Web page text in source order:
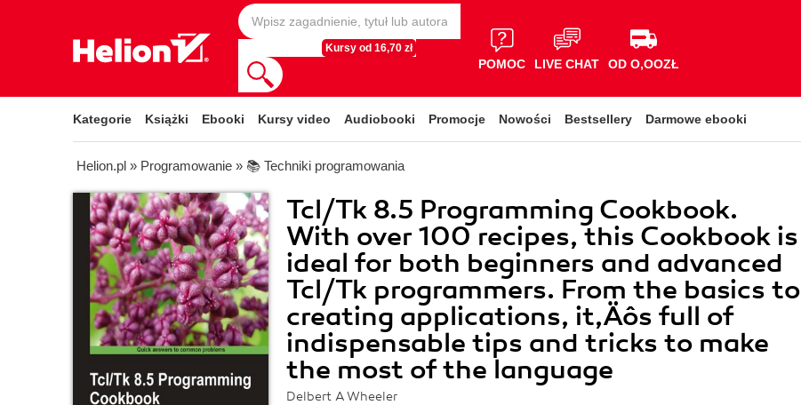
Kursy od 16,70 zł
POMOC LIVE CHAT OD O,OOZŁ
Kategorie Książki Ebooki Kursy video Audiobooki Promocje Nowości Bestsellery Darmowe ebooki
Helion.pl » Programowanie » 📚 Techniki programowania
Tcl/Tk 8.5 Programming Cookbook.
With over 100 recipes, this Cookbook is
ideal for both beginners and advanced
Tcl/Tk programmers. From the basics to
creating applications, it‚Äôs full of
indispensable tips and tricks to make
the most of the language
Delbert A Wheeler